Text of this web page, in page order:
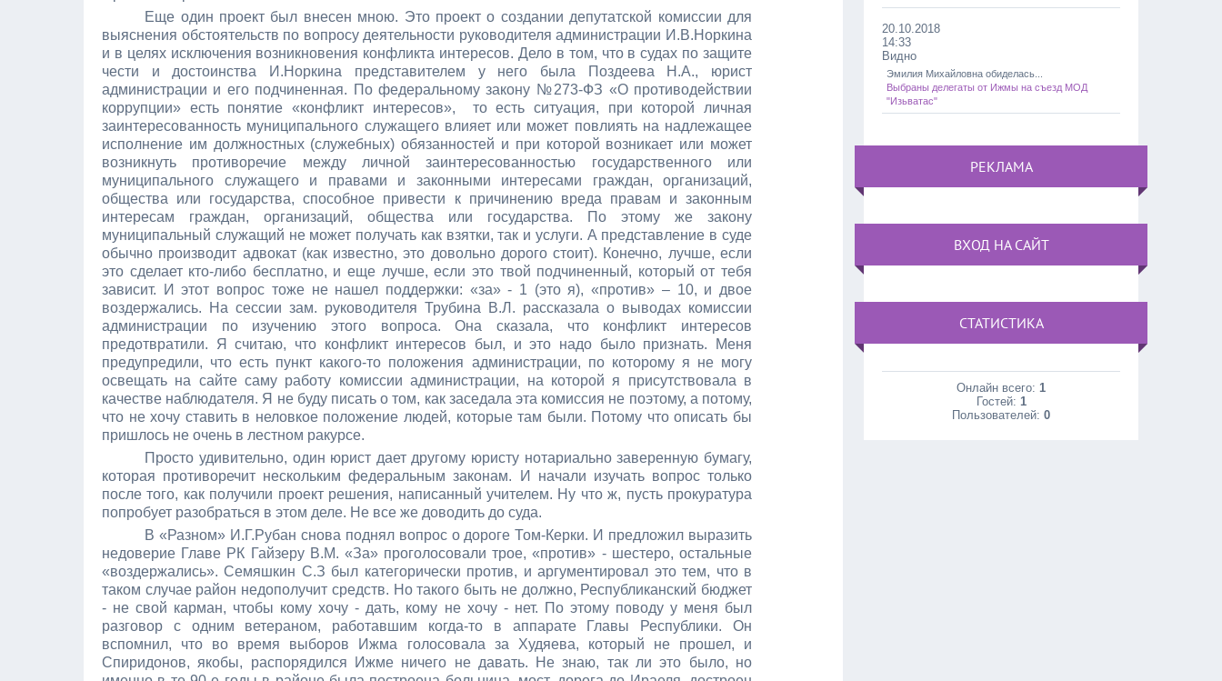
Еще один проект был внесен мною. Это проект о создании депутатской комиссии для
выяснения обстоятельств по вопросу деятельности руководителя администрации И.В.Норкина
и в целях исключения возникновения конфликта интересов. Дело в том, что в судах по защите
чести и достоинства И.Норкина представителем у него была Поздеева Н.А., юрист
администрации и его подчиненная. По федеральному закону №273-ФЗ «О противодействии
коррупции» есть понятие «конфликт интересов», то есть ситуация, при которой личная
заинтересованность муниципального служащего влияет или может повлиять на надлежащее
исполнение им должностных (служебных) обязанностей и при которой возникает или может
возникнуть противоречие между личной заинтересованностью государственного или
муниципального служащего и правами и законными интересами граждан, организаций,
общества или государства, способное привести к причинению вреда правам и законным
интересам граждан, организаций, общества или государства. По этому же закону
муниципальный служащий не может получать как взятки, так и услуги. А представление в суде
обычно производит адвокат (как известно, это довольно дорого стоит). Конечно, лучше, если
это сделает кто-либо бесплатно, и еще лучше, если это твой подчиненный, который от тебя
зависит. И этот вопрос тоже не нашел поддержки: «за» - 1 (это я), «против» – 10, и двое
воздержались. На сессии зам. руководителя Трубина В.Л. рассказала о выводах комиссии
администрации по изучению этого вопроса. Она сказала, что конфликт интересов
предотвратили. Я считаю, что конфликт интересов был, и это надо было признать. Меня
предупредили, что есть пункт какого-то положения администрации, по которому я не могу
освещать на сайте саму работу комиссии администрации, на которой я присутствовала в
качестве наблюдателя. Я не буду писать о том, как заседала эта комиссия не поэтому, а потому,
что не хочу ставить в неловкое положение людей, которые там были. Потому что описать бы
пришлось не очень в лестном ракурсе.
Просто удивительно, один юрист дает другому юристу нотариально заверенную бумагу,
которая противоречит нескольким федеральным законам. И начали изучать вопрос только
после того, как получили проект решения, написанный учителем. Ну что ж, пусть прокуратура
попробует разобраться в этом деле. Не все же доводить до суда.
В «Разном» И.Г.Рубан снова поднял вопрос о дороге Том-Керки. И предложил выразить
недоверие Главе РК Гайзеру В.М. «За» проголосовали трое, «против» - шестеро, остальные
«воздержались». Семяшкин С.З был категорически против, и аргументировал это тем, что в
таком случае район недополучит средств. Но такого быть не должно, Республиканский бюджет
- не свой карман, чтобы кому хочу - дать, кому не хочу - нет. По этому поводу у меня был
разговор с одним ветераном, работавшим когда-то в аппарате Главы Республики. Он
вспомнил, что во время выборов Ижма голосовала за Худяева, который не прошел, и
Спиридонов, якобы, распорядился Ижме ничего не давать. Не знаю, так ли это было, но
20.10.2018
14:33
Видно
Эмилия Михайловна обиделась...
Выбраны делегаты от Ижмы на съезд МОД
"Изьватас"
РЕКЛАМА
ВХОД НА САЙТ
СТАТИСТИКА
Онлайн всего:1
Гостей: 1
Пользователей:0